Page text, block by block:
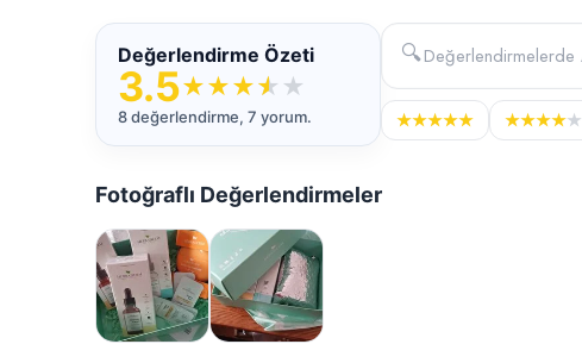
Değerlendirme Özeti
3.5★★★★ ★
8 değerlendirme, 7 yorum.
🔍
★★★★★ ★★★★★
Fotoğraflı Değerlendirmeler